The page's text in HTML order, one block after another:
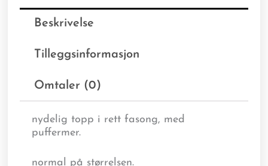
Beskrivelse
Tilleggsinformasjon
Omtaler (0)
nydelig topp i rett fasong, med
puffermer.
normal på størrelsen.